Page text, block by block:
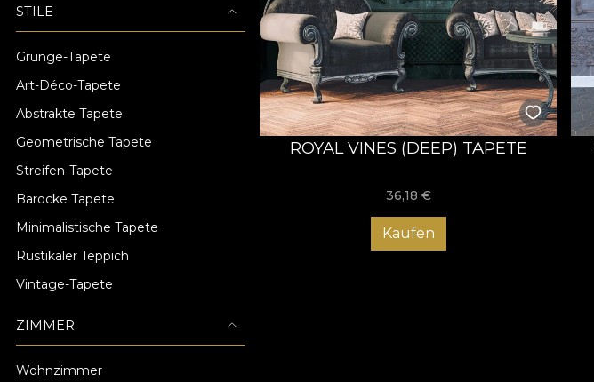
STILE
Grunge-Tapete
Art-Déco-Tapete
Abstrakte Tapete
Geometrische Tapete
Streifen-Tapete
Barocke Tapete
Minimalistische Tapete
Rustikaler Teppich
Vintage-Tapete
ZIMMER
Wohnzimmer
ROYAL VINES (DEEP) TAPETE
36,18 €
Kaufen